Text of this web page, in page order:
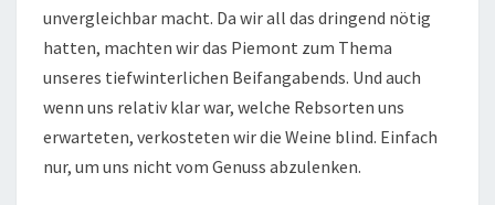
unvergleichbar macht. Da wir all das dringend nötig
hatten, machten wir das Piemont zum Thema
unseres tiefwinterlichen Beifangabends. Und auch
wenn uns relativ klar war, welche Rebsorten uns
erwarteten, verkosteten wir die Weine blind. Einfach
nur, um uns nicht vom Genuss abzulenken.